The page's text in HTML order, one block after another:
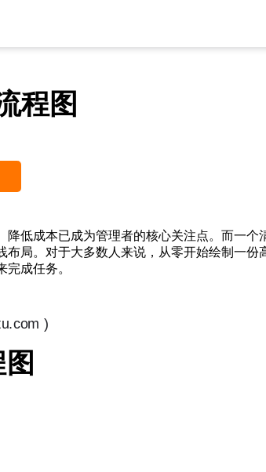
程图
低成本已成为管理者的核心关注点。而一个
局。对于大多数人来说，从零开始绘制一份
成任务。